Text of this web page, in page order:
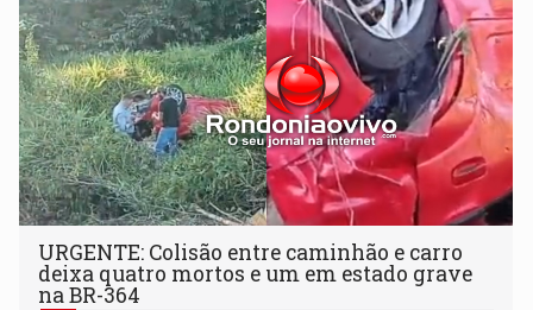
URGENTE: Colisão entre caminhão e carro
deixa quatro mortos e um em estado grave
na BR-364